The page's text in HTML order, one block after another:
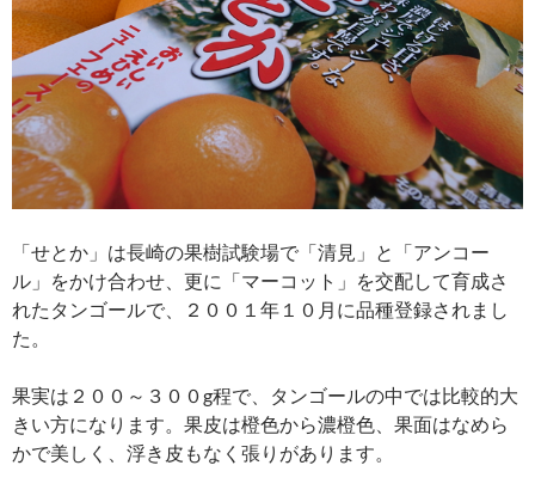
「せとか」は長崎の果樹試験場で「清見」と「アンコー
ル」をかけ合わせ、更に「マーコット」を交配して育成さ
れたタンゴールで、２００１年１０月に品種登録されまし
た。
果実は２００～３００g程で、タンゴールの中では比較的大
きい方になります。果皮は橙色から濃橙色、果面はなめら
かで美しく、浮き皮もなく張りがあります。